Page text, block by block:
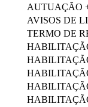
AUTUAÇÃO
AVISOS DE
TERMO DE